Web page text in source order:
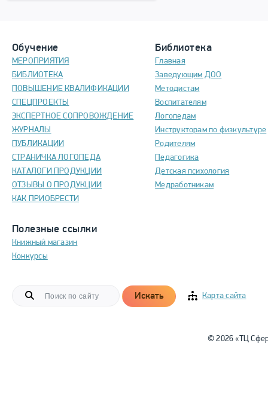
Обучение
МЕРОПРИЯТИЯ
БИБЛИОТЕКА
ПОВЫШЕНИЕ КВАЛИФИКАЦИИ
СПЕЦПРОЕКТЫ
ЭКСПЕРТНОЕ СОПРОВОЖДЕНИЕ
ЖУРНАЛЫ
ПУБЛИКАЦИИ
СТРАНИЧКА ЛОГОПЕДА
КАТАЛОГИ ПРОДУКЦИИ
ОТЗЫВЫ О ПРОДУКЦИИ
КАК ПРИОБРЕСТИ
Полезные ссылки
Книжный магазин
Конкурсы
Библиотека
Главная
Заведующим ДОО
Методистам
Воспитателям
Логопедам
Инструкторам по физкультуре
Родителям
Педагогика
Детская психология
Медработникам
Искать Карта сайта
© 2026 «ТЦ